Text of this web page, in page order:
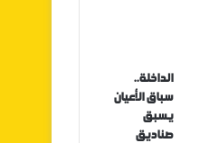
الداخلة..
سباق الأعيان
يسبق
صناديق